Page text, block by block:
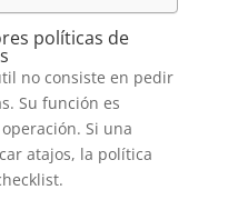
políticas de
no consiste en pedir
Su función es
Si una
atajos, la política